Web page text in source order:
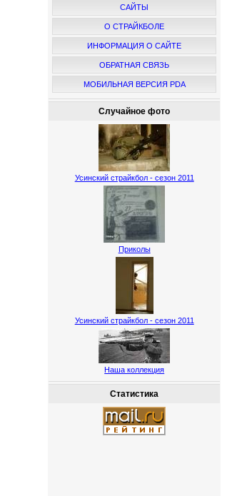
САЙТЫ
О СТРАЙКБОЛЕ
ИНФОРМАЦИЯ О САЙТЕ
ОБРАТНАЯ СВЯЗЬ
МОБИЛЬНАЯ ВЕРСИЯ PDA
Случайное фото
Усинский страйкбол - сезон 2011
Приколы
Усинский страйкбол - сезон 2011
Наша коллекция
Статистика